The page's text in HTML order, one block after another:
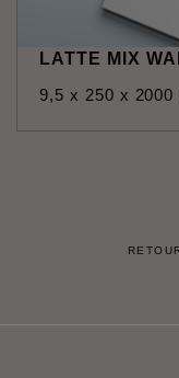
LATTE MIX
9,5 x 250 x 2000